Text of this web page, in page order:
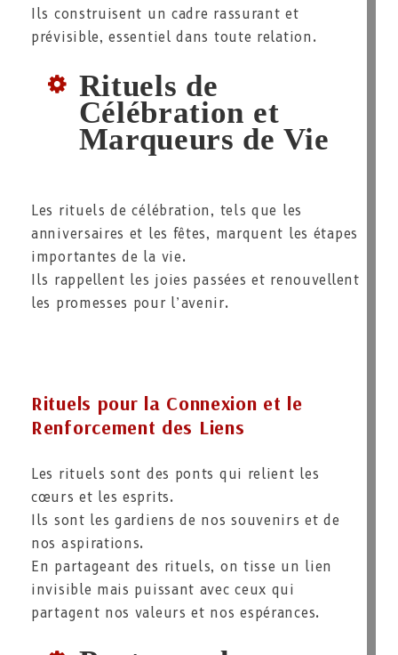
Ils construisent un cadre rassurant et
prévisible, essentiel dans toute relation.
Rituels de
Célébration et
Marqueurs de Vie
Les rituels de célébration, tels que les
anniversaires et les fêtes, marquent les étapes
importantes de la vie.
Ils rappellent les joies passées et renouvellent
les promesses pour l’avenir.
Rituels pour la Connexion et le
Renforcement des Liens
Les rituels sont des ponts qui relient les
cœurs et les esprits.
Ils sont les gardiens de nos souvenirs et de
nos aspirations.
En partageant des rituels, on tisse un lien
invisible mais puissant avec ceux qui
partagent nos valeurs et nos espérances.